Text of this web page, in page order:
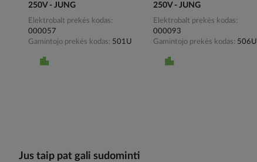
250V - JUNG
Elektrobalt prekės kodas
000057
Gamintojo prekės kodas
501U
250V - JUNG
Elektrobalt prekės kodas
000093
Gamintojo prekės kodas
506U
Jus taip pat gali sudominti